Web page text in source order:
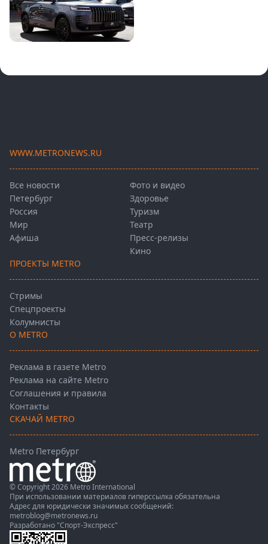
WWW.METRONEWS.RU
Все новости
Петербург
Россия
Мир
Афиша
Фото и видео
Здоровье
Туризм
Театр
Пресс-релизы
Кино
ПРОЕКТЫ METRO
Стримы
Спецпроекты
Колумнисты
О METRO
Реклама в газете Metro
Реклама на сайте Metro
Соглашения и правила
Контакты
СКАЧАЙ METRO
Metro Петербург
© Copyright 2026 Metro International
При использовании материалов гиперссылка обязательна
Адрес для юридически значимых сообщений:
metroblog@metronews.ru
Разработано "Спорт-Экспресс"